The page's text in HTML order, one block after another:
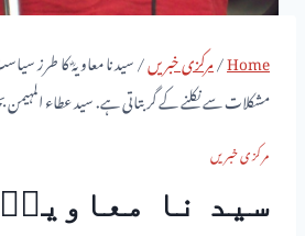
Home
/مرکزی خبریں/سید نا معاویہؓ کا طرز
مشکلات سے نکلنے کے گر بتاتی ہے. سید عطاء
مرکزی خبریں
سید نا معاویہؓ